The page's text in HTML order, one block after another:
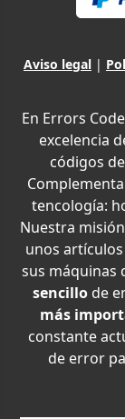
Aviso legal |
En Errors
excelencia
códigos
tencología:
Nuestra
unos
sus máquinas
sencillode
más
constante
de error